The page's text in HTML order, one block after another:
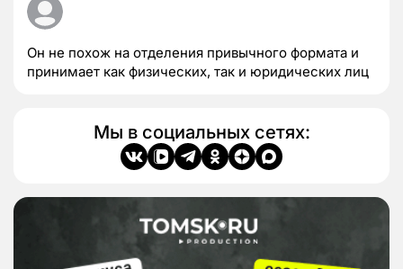
Он не похож на отделения привычного формата и
принимает как физических, так и юридических лиц
Мы в социальных сетях: